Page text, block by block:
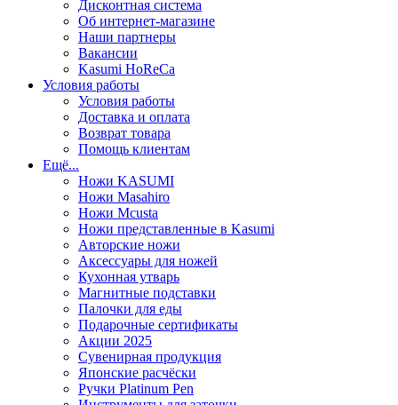
Дисконтная система
Об интернет-магазине
Наши партнеры
Вакансии
Kasumi HoReCa
Условия работы
Условия работы
Доставка и оплата
Возврат товара
Помощь клиентам
Ещё...
Ножи KASUMI
Ножи Masahiro
Ножи Mcusta
Ножи представленные в Kasumi
Авторские ножи
Аксессуары для ножей
Кухонная утварь
Магнитные подставки
Палочки для еды
Подарочные сертификаты
Акции 2025
Сувенирная продукция
Японские расчёски
Ручки Platinum Pen